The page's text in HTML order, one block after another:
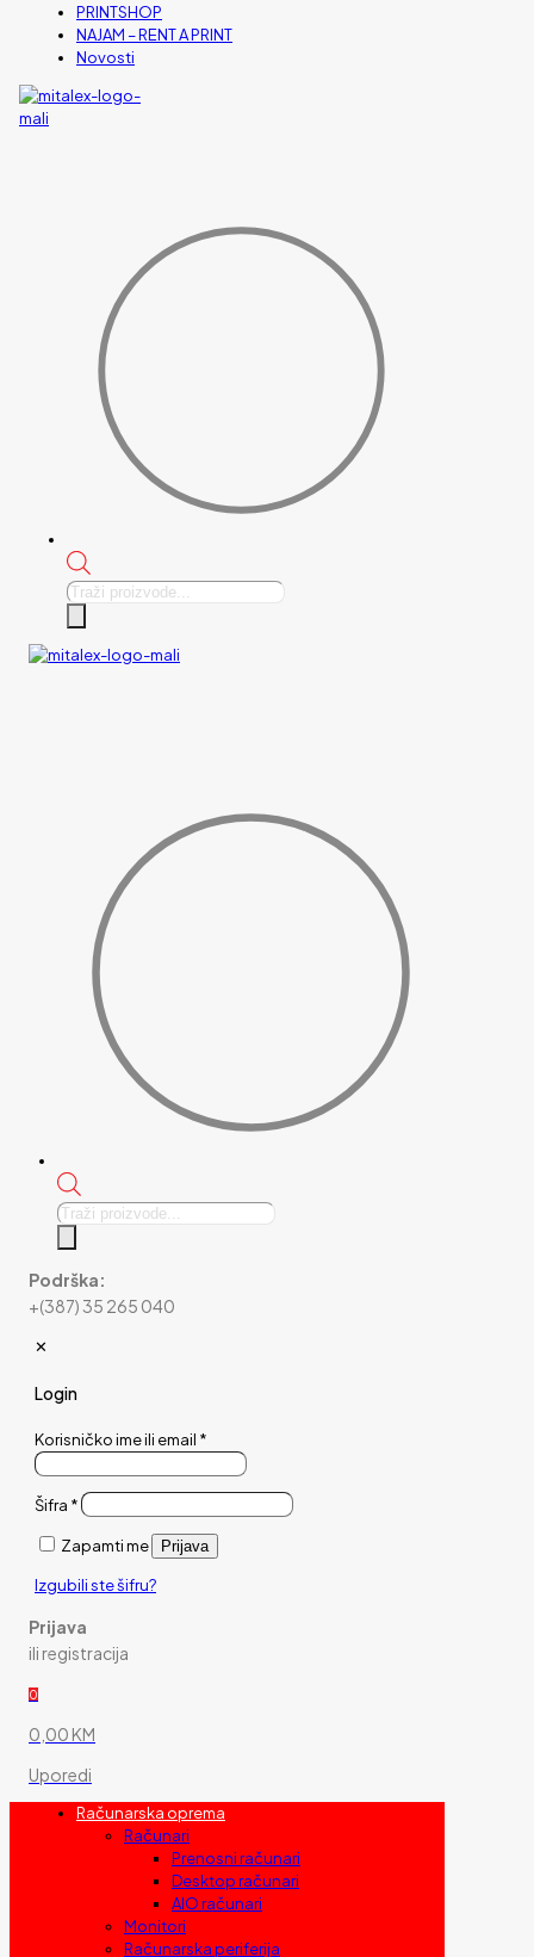
PRINTSHOP
NAJAM – RENT A PRINT
Novosti
Products
Products
Podrška:
+(387) 35 265 040
✕
Login
Korisničko ime ili email *
Šifra *
Zapamti me Prijava
Izgubili ste šifru?
Prijava
ili registracija
0
0,00 KM
Uporedi
Računarska oprema
Računari
Prenosni računari
Desktop računari
AIO računari
Monitori
Računarska periferija